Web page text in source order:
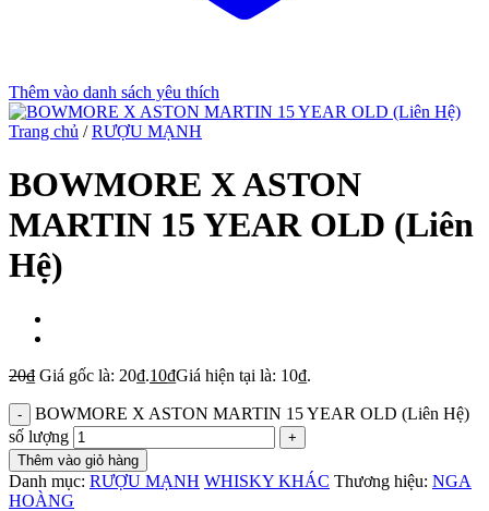
Thêm vào danh sách yêu thích
Trang chủ / RƯỢU MẠNH
BOWMORE X ASTON
MARTIN 15 YEAR OLD (Liên
Hệ)
20₫ Giá gốc là: 20₫.10₫Giá hiện tại là: 10₫.
BOWMORE X ASTON MARTIN 15 YEAR OLD (Liên Hệ)
số lượng
Thêm vào giỏ hàng
Danh mục: RƯỢU MẠNH WHISKY KHÁC Thương hiệu: NGA
HOÀNG